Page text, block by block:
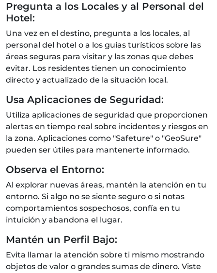
Pregunta a los Locales y al Personal del
Hotel:
Una vez en el destino, pregunta a los locales, al
personal del hotel o a los guías turísticos sobre las
áreas seguras para visitar y las zonas que debes
evitar. Los residentes tienen un conocimiento
directo y actualizado de la situación local.
Usa Aplicaciones de Seguridad:
Utiliza aplicaciones de seguridad que proporcionen
alertas en tiempo real sobre incidentes y riesgos en
la zona. Aplicaciones como "Safeture" o "GeoSure"
pueden ser útiles para mantenerte informado.
Observa el Entorno:
Al explorar nuevas áreas, mantén la atención en tu
entorno. Si algo no se siente seguro o si notas
comportamientos sospechosos, confía en tu
intuición y abandona el lugar.
Mantén un Perfil Bajo:
Evita llamar la atención sobre ti mismo mostrando
objetos de valor o grandes sumas de dinero. Viste